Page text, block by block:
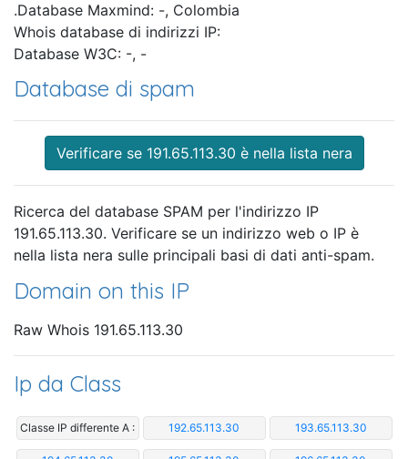
.Database Maxmind: -, Colombia
Whois database di indirizzi IP:
Database W3C: -, -
Database di spam
Verificare se 191.65.113.30 è nella lista nera
Ricerca del database SPAM per l'indirizzo IP
191.65.113.30. Verificare se un indirizzo web o IP è
nella lista nera sulle principali basi di dati anti-spam.
Domain on this IP
Raw Whois 191.65.113.30
Ip da Class
Classe IP differente A : 192.65.113.30 193.65.113.30